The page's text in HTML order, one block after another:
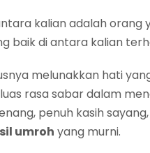
kalian adalah
baik di antara kalian
melunakkan hati
rasa sabar dalam
penuh kasih
umroh yang murni.